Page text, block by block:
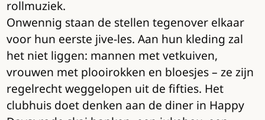
rollmuziek.
Onwennig staan de stellen tegenover elkaar
voor hun eerste jive-les. Aan hun kleding zal
het niet liggen: mannen met vetkuiven,
vrouwen met plooirokken en bloesjes – ze zijn
regelrecht weggelopen uit de fifties. Het
clubhuis doet denken aan de diner in Happy